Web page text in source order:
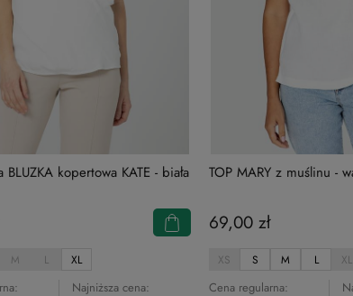
kopertowa KATE - biała
Najniższa cena:
M L XL
TOP MARY z muślinu -
69,00 zł
Cena regularna:
XS S M L XL